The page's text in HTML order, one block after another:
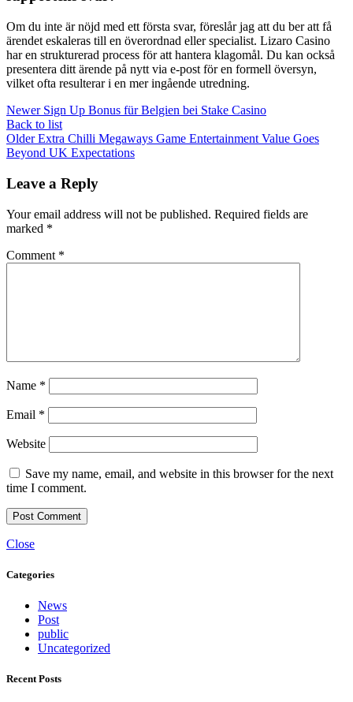
Om du inte är nöjd med ett första svar, föreslår jag att du ber att få
ärendet eskaleras till en överordnad eller specialist. Lizaro Casino
har en strukturerad process för att hantera klagomål. Du kan också
presentera ditt ärende på nytt via e-post för en formell översyn,
vilket ofta resulterar i en mer ingående utredning.
Newer Sign Up Bonus für Belgien bei Stake Casino
Back to list
Older Extra Chilli Megaways Game Entertainment Value Goes
Beyond UK Expectations
Leave a Reply
Your email address will not be published. Required fields are
marked *
Comment *
Name *
Email *
Website
Save my name, email, and website in this browser for the next
time I comment.
Close
Categories
News
Post
public
Uncategorized
Recent Posts